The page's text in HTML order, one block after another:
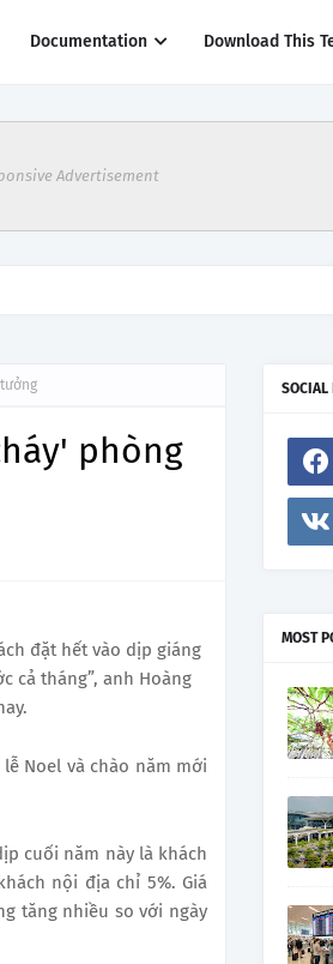
Documentation Download This
Advertisement
phòng
đặt hết vào dịp giáng
cả tháng”, anh Hoàng
Noel và chào năm mới
cuối năm này là khách
nội địa chỉ 5%. Giá
tăng nhiều so với ngày
SOCIAL
MOST